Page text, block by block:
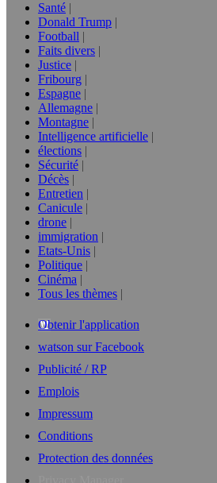
Santé
Donald Trump
Football
Faits divers
Justice
Fribourg
Espagne
Allemagne
Montagne
Intelligence artificielle
élections
Sécurité
Décès
Entretien
Canicule
drone
immigration
Etats-Unis
Politique
Cinéma
Tous les thèmes
Obtenir l'application
watson sur Facebook
Publicité / RP
Emplois
Impressum
Conditions
Protection des données